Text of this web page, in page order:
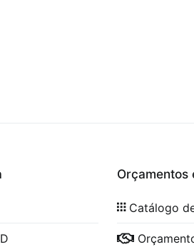
Orçamentos
Catálogo